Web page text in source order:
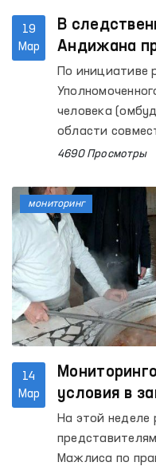
19
Мар
В
Андижана
По инициативе
человека
области
проведен
нем более 150
изоляторе,
обследование.
4690 Просмотры
14
Мар
условия в
На этой неделе
Мажлиса по
мониторинг